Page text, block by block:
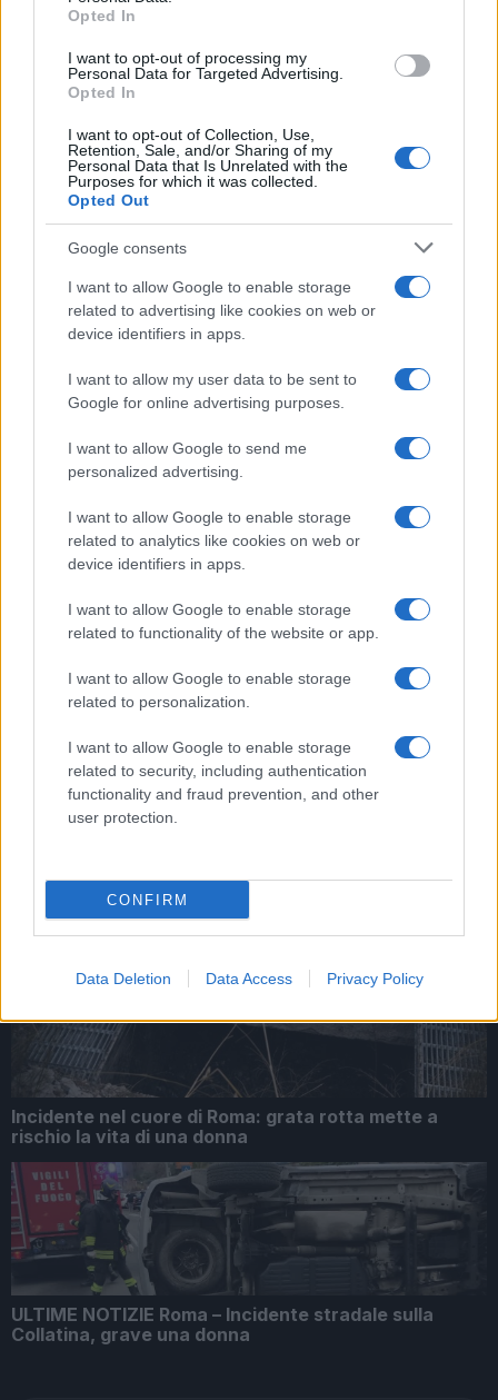
Opted In
I want to opt-out of processing my
Personal Data for Targeted Advertising.
Opted In
I want to opt-out of Collection, Use,
Retention, Sale, and/or Sharing of my
Personal Data that Is Unrelated with the
Purposes for which it was collected.
Opted Out
Google consents
I want to allow Google to enable storage
related to advertising like cookies on web or
device identifiers in apps.
I want to allow my user data to be sent to
Google for online advertising purposes.
I want to allow Google to send me
personalized advertising.
I want to allow Google to enable storage
related to analytics like cookies on web or
device identifiers in apps.
I want to allow Google to enable storage
related to functionality of the website or app.
I want to allow Google to enable storage
related to personalization.
I want to allow Google to enable storage
related to security, including authentication
functionality and fraud prevention, and other
user protection.
CONFIRM
Data Deletion Data Access Privacy Policy
I cittadini sono sempre più preoccupati: “Siamo
stanchi di sentire queste notizie. Ogni giorno si
rischia la vita su queste strade”, ha dichiarato un
necessita di un intervento coordinato, che contempli
non solo la salute degli autisti, ma anche la
formazione continua e investimenti in infrastrutture
per garantire strade sicure. Cosa si sta facendo
realmente per prevenire che situazioni simili si
ripetano? La sorveglianza nelle flotte pubbliche e la
frequentazione di controlli sanitari regolari per gli
autisti sono elementi chiave in questo contesto, ma
attualmente sembrano trascurati.
Precedente
Rialto-
gioia e polemica,
cosa ne pensa la
comunità di Roma?
Rimborsi auto blu,
indagini scuote la
Regione: cosa
significa per
Novità per la rimessa Atac di Piazza Ragusa: pronto il
piano del Comune
Incidente nel cuore di Roma: grata rotta mette a
rischio la vita di una donna
ULTIME NOTIZIE Roma – Incidente stradale sulla
Collatina, grave una donna